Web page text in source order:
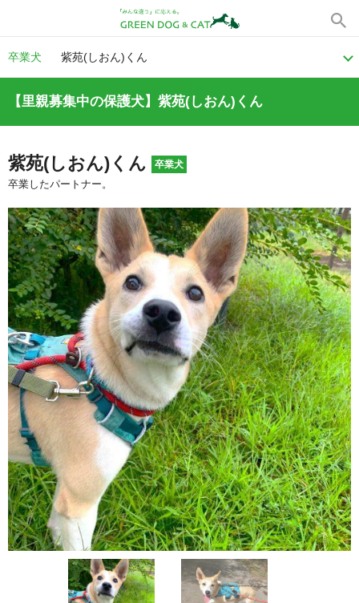
卒業犬 紫苑(しおん)くん
【里親募集中の保護犬】紫苑(しおん)くん
紫苑(しおん)くん 卒業犬
卒業したパートナー。